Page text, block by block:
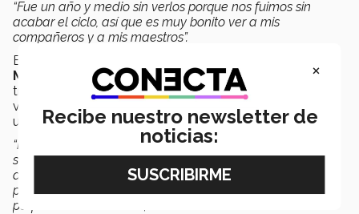
“Fue un año y medio sin verlos porque nos fuimos sin
acabar el ciclo, así que es muy bonito ver a mis
compañeros y a mis maestros”.
Estas fueron las palabras de la
Mecatrónica Liliana Luévanos, quien destacó el
trabajo de los profesores del Tec, así como la
vinculación de la Institución que le permitió contar con
una oportunidad laboral antes de graduarse.
“Los maestros siempre estuvieron apoyándonos yo ni
siquiera me había graduado y ya tenía trabajo y eso fue
antes de la pandemia, así que no lo vi tan complicado
porque ya estaba trabajando en una empresa de
perforaciones mineras”
×
Recibe nuestro newsletter de
noticias: